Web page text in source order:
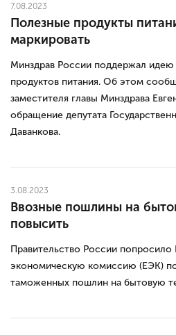
7.08.2023
Полезные продукты
маркировать
Минздрав России поддержал
продуктов питания. Об этом
заместителя главы Минздрава
обращение депутата
Даванкова.
3.08.2023
Ввозные пошлины на
повысить
Правительство России попросило
экономическую комиссию (ЕЭК)
таможенных пошлин на бытовую